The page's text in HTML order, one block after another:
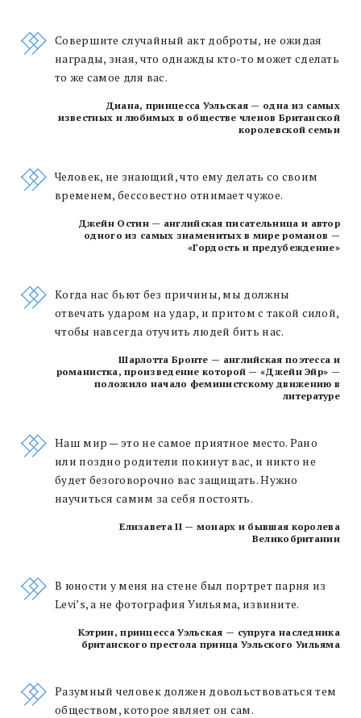
Совершите случайный акт доброты, не ожидая
награды, зная, что однажды кто-то может сделать
то же самое для вас.
Диана, принцесса Уэльская — одна из самых
известных и любимых в обществе членов Британской
королевской семьи
Человек, не знающий, что ему делать со своим
временем, бессовестно отнимает чужое.
Джейн Остин — английская писательница и автор
одного из самых знаменитых в мире романов —
«Гордость и предубеждение»
Когда нас бьют без причины, мы должны
отвечать ударом на удар, и притом с такой силой,
чтобы навсегда отучить людей бить нас.
Шарлотта Бронте — английская поэтесса и
романистка, произведение которой — «Джейн Эйр» —
положило начало феминистскому движению в
литературе
Наш мир — это не самое приятное место. Рано
или поздно родители покинут вас, и никто не
будет безоговорочно вас защищать. Нужно
научиться самим за себя постоять.
Елизавета II — монарх и бывшая королева
Великобритании
В юности у меня на стене был портрет парня из
Levi’s, а не фотография Уильяма, извините.
Кэтрин, принцесса Уэльская — супруга наследника
британского престола принца Уэльского Уильяма
Разумный человек должен довольствоваться тем
обществом, которое являет он сам.